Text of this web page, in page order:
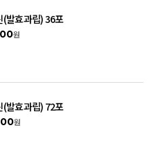
(발효과립) 36포
원
(발효과립) 72포
원